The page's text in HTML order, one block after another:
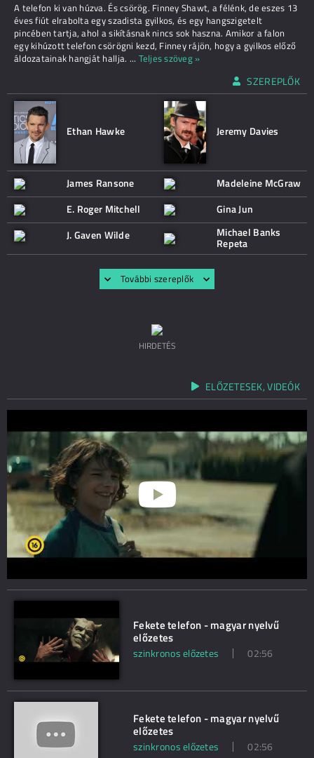
A telefon ki van húzva. És csörög. Finney Shawt, a félénk, de eszes 13
éves fiút elrabolta egy szadista gyilkos, és egy hangszigetelt
pincében tartja, ahol a sikításnak nincs sok haszna. Amikor a falon
egy kihúzott telefon csörögni kezd, Finney rájön, hogy a gyilkos előző
áldozatainak hangját hallja. ... Teljes szöveg »
SZEREPLŐK
Ethan Hawke Jeremy Davies
James Ransone
Madeleine McGraw
E. Roger Mitchell
Gina Jun
J. Gaven Wilde
Michael Banks
Repeta
További szereplők
HIRDETÉS
ELŐZETESEK, VIDEÓK
Fekete telefon - magyar nyelvű
előzetes
szinkronos előzetes 02:56
Fekete telefon - magyar nyelvű
előzetes
szinkronos előzetes 02:56